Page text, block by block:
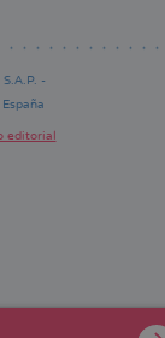
-
editorial